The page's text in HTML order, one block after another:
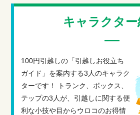
キャラクター
100円引越しの「引越しお役立ち
ガイド」を案内する3人のキャラク
ターです！ トランク、ボックス、
テップの3人が、引越しに関する便
利な小技や目からウロコのお得情